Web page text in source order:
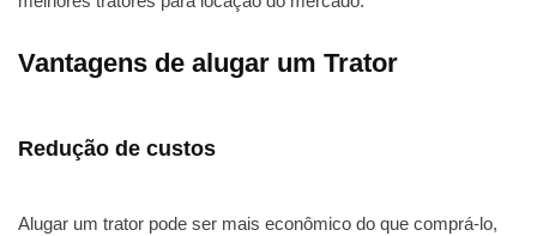
Vantagens de alugar um Trator
Redução de custos
Alugar um trator pode ser mais econômico do que comprá-lo,